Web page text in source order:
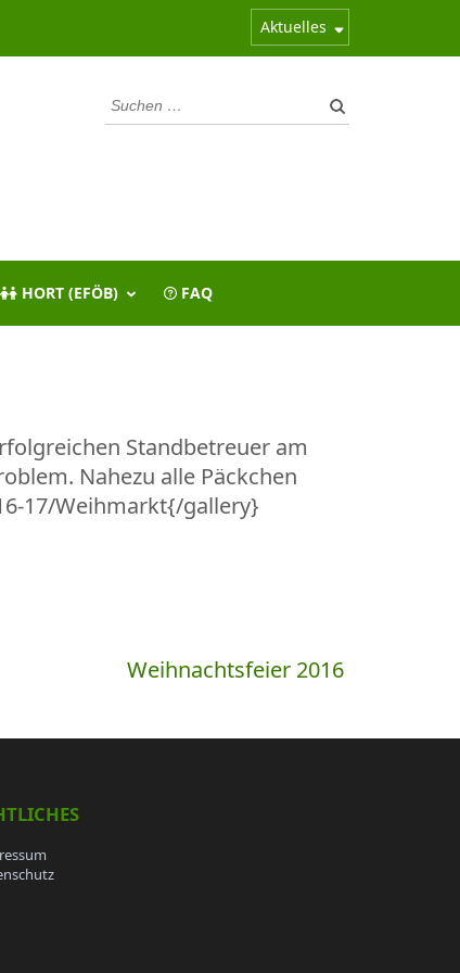
Aktuelles
Suchen
nach:
HORT (EFÖB) FAQ
Standbetreuer am
Nahezu alle Päckchen
17/Weihmarkt{/gallery}
Weihnachtsfeier 2016